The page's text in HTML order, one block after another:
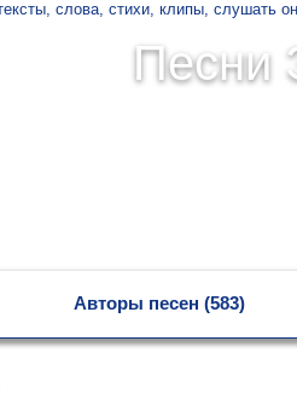
Песни
Авторы песен (583)